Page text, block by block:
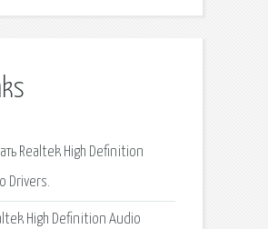
Realtek High Definition
Drivers.
High Definition Audio